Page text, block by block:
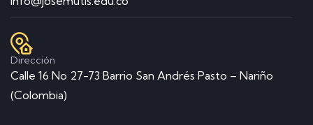
Dirección
Calle 16 No 27-73 Barrio San Andrés Pasto – Nariño
(Colombia)